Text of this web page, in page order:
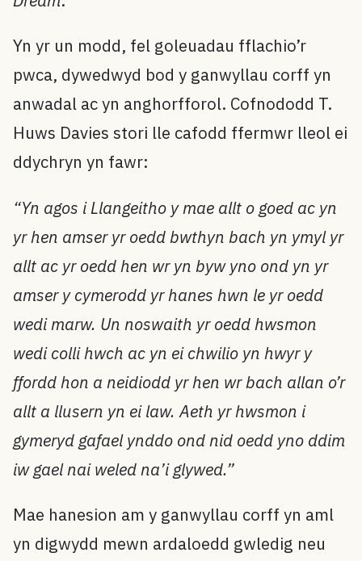
Yn yr un modd, fel goleuadau fflachio’r
pwca, dywedwyd bod y ganwyllau corff yn
anwadal ac yn anghorfforol. Cofnododd T.
Huws Davies stori lle cafodd ffermwr lleol ei
ddychryn yn fawr:
“Yn agos i Llangeitho y mae allt o goed ac yn
yr hen amser yr oedd bwthyn bach yn ymyl yr
allt ac yr oedd hen wr yn byw yno ond yn yr
amser y cymerodd yr hanes hwn le yr oedd
wedi marw. Un noswaith yr oedd hwsmon
wedi colli hwch ac yn ei chwilio yn hwyr y
ffordd hon a neidiodd yr hen wr bach allan o’r
allt a llusern yn ei law. Aeth yr hwsmon i
gymeryd gafael ynddo ond nid oedd yno ddim
iw gael nai weled na’i glywed.”
Mae hanesion am y ganwyllau corff yn aml
yn digwydd mewn ardaloedd gwledig neu